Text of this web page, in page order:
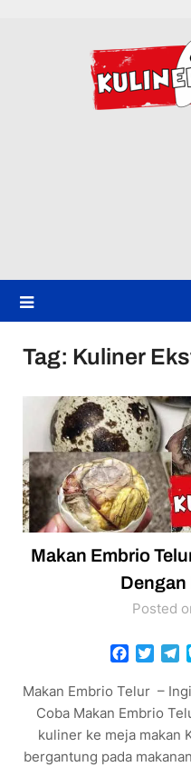
Tag: Kuliner
Makan Embrio
Dengan
Posted
Makan Embrio Telur –
Coba Makan Embrio
kuliner ke meja makan
bergantung pada